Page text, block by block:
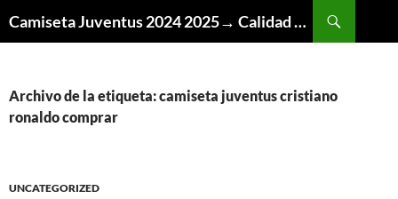
Camiseta Juventus 2024 2025→ Calidad Thai AAA
Archivo de la etiqueta: camiseta juventus cristiano
ronaldo comprar
UNCATEGORIZED